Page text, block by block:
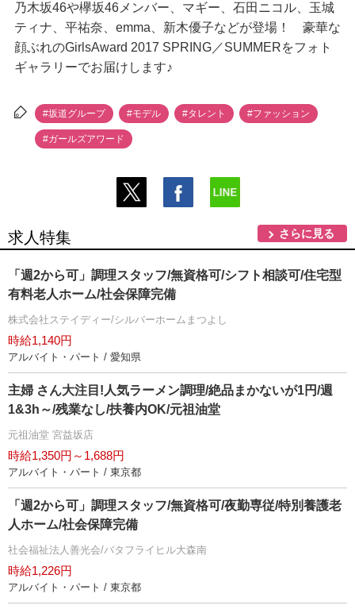
乃木坂46や欅坂46メンバー、マギー、石田ニコル、玉城
ティナ、平祐奈、emma、新木優子などが登場！ 豪華な
顔ぶれのGirlsAward 2017 SPRING／SUMMERをフォト
ギャラリーでお届けします♪
#坂道グループ #モデル #タレント #ファッション
#ガールズアワード
求人特集 さらに見る
「週2から可」調理スタッフ/無資格可/シフト相談可/住宅型
有料老人ホーム/社会保障完備
株式会社ステイディー/シルバーホームまつよし
時給1,140円
アルバイト・パート / 愛知県
主婦 さん大注目!人気ラーメン調理/絶品まかないが1円/週
1&3h～/残業なし/扶養内OK/元祖油堂
元祖油堂 宮益坂店
時給1,350円～1,688円
アルバイト・パート / 東京都
「週2から可」調理スタッフ/無資格可/夜勤専従/特別養護老
人ホーム/社会保障完備
社会福祉法人善光会/バタフライヒル大森南
時給1,226円
アルバイト・パート / 東京都